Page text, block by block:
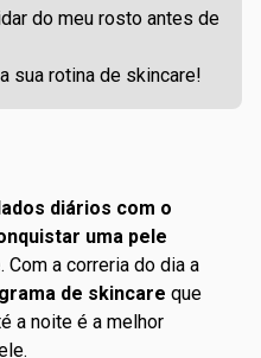
do meu rosto antes de
sua rotina de skincare!
diários com o
uma pele
. Com a correria do dia a
de skincare que
a noite é a melhor